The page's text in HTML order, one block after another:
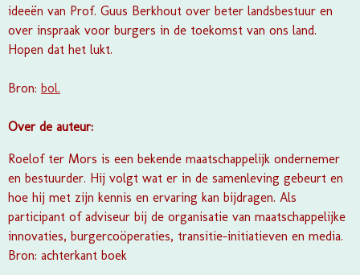
ideeën van Prof. Guus Berkhout over beter landsbestuur en
over inspraak voor burgers in de toekomst van ons land.
Hopen dat het lukt.
Bron: bol.
Over de auteur:
Roelof ter Mors is een bekende maatschappelijk ondernemer
en bestuurder. Hij volgt wat er in de samenleving gebeurt en
hoe hij met zijn kennis en ervaring kan bijdragen. Als
participant of adviseur bij de organisatie van maatschappelijke
innovaties, burgercoöperaties, transitie-initiatieven en media.
Bron: achterkant boek